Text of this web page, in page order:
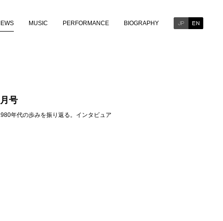
MUSIC PERFORMANCE BIOGRAPHY
号
年代の歩みを振り返る。インタビュア